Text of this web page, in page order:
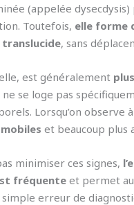
(appelée dysecdysis)
Toutefois, elle forme
translucide, sans
est généralement plus
se loge pas
Lorsqu’on observe
et beaucoup plus
minimiser ces signes,
fréquente et permet
erreur de